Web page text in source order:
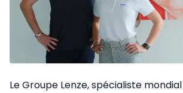
Le Groupe Lenze, spécialiste